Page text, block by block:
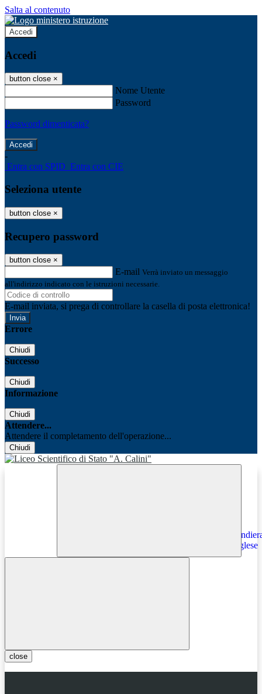
Salta al contenuto
Accedi
Accedi
button close ×
Nome Utente
Password
Password dimenticata?
-
Entra con SPID Entra con CIE
Seleziona utente
button close ×
Recupero password
button close ×
E-mail Verrà inviato un messaggio
all'indirizzo indicato con le istruzioni necessarie.
E-mail inviata, si prega di controllare la casella di posta elettronica!
Errore
Chiudi
Successo
Chiudi
Informazione
Chiudi
Attendere...
Attendere il completamento dell'operazione...
Chiudi
close